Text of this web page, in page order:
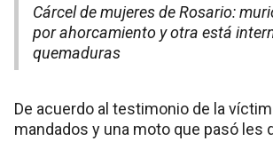
Cárcel de mujeres de Rosario:
por ahorcamiento y otra está
quemaduras
De acuerdo al testimonio de la
mandados y una moto que pasó les